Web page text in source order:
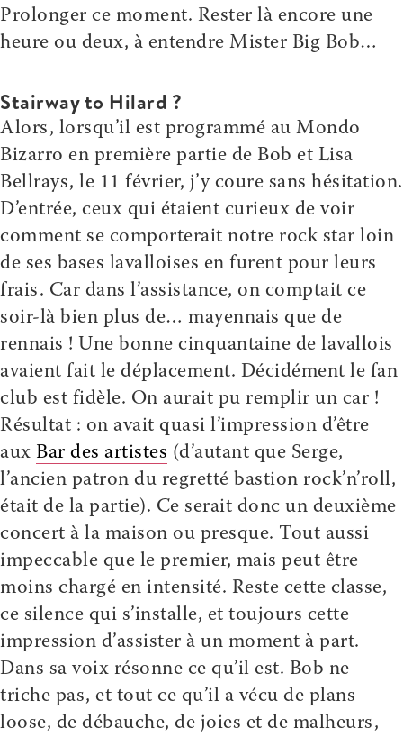
Prolonger ce moment. Rester là encore une
heure ou deux, à entendre Mister Big Bob…
Stairway to Hilard ?
Alors, lorsqu’il est programmé au Mondo
Bizarro en première partie de Bob et Lisa
Bellrays, le 11 février, j’y coure sans hésitation.
D’entrée, ceux qui étaient curieux de voir
comment se comporterait notre rock star loin
de ses bases lavalloises en furent pour leurs
frais. Car dans l’assistance, on comptait ce
soir-là bien plus de… mayennais que de
rennais ! Une bonne cinquantaine de lavallois
avaient fait le déplacement. Décidément le fan
club est fidèle. On aurait pu remplir un car !
Résultat : on avait quasi l’impression d’être
aux Bar des artistes (d’autant que Serge,
l’ancien patron du regretté bastion rock’n’roll,
était de la partie). Ce serait donc un deuxième
concert à la maison ou presque. Tout aussi
impeccable que le premier, mais peut être
moins chargé en intensité. Reste cette classe,
ce silence qui s’installe, et toujours cette
impression d’assister à un moment à part.
Dans sa voix résonne ce qu’il est. Bob ne
triche pas, et tout ce qu’il a vécu de plans
loose, de débauche, de joies et de malheurs,